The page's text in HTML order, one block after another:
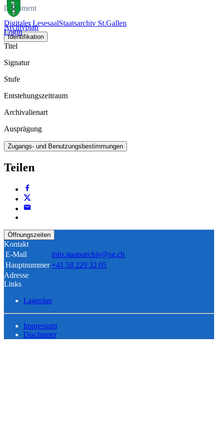
Digitaler LesesaalStaatsarchiv St.Gallen
Login
Dokument
Archivplan
Identifikation
Titel
Signatur
Stufe
Entstehungszeitraum
Archivalienart
Ausprägung
Zugangs- und Benutzungsbestimmungen
Teilen
Öffnungszeiten
Kontakt
E-Mail
info.staatsarchiv@sg.ch
Hauptnummer +41 58 229 32 05
Adresse
Links
Lageplan
Impressum
Disclaimer